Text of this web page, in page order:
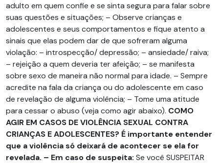
adulto em quem confie e se sinta segura para falar sobre
suas questões e situações; – Observe crianças e
adolescentes e seus comportamentos e fique atento a
sinais que elas podem dar de que sofreram alguma
violação: – introspecção/ depressão; – ansiedade/ raiva;
– rejeição a quem deveria ter afeição; – se manifesta
sobre sexo de maneira não normal para idade. – Sempre
acredite na fala da criança ou do adolescente em caso
de revelação de alguma violência; – Tome uma atitude
para cessar o abuso (veja como agir abaixo). COMO
AGIR EM CASOS DE VIOLÊNCIA SEXUAL CONTRA
CRIANÇAS E ADOLESCENTES? É importante entender
que a violência só deixará de acontecer se ela for
revelada. – Em caso de suspeita: Se você SUSPEITAR